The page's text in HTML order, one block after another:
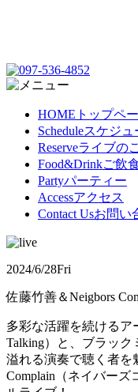
HOME トップペ
Scheduleスケジュ
Reserveライブの
Food&Drinkご飲
Partyパーティー
Accessアクセス
Contact Usお問い
2024/6/28Fri
佐藤竹善＆Neigbors
多彩な活躍を続けるア
Talking）と、ブラッ
溢れる演奏で聴く者を
Complain（ネイバー